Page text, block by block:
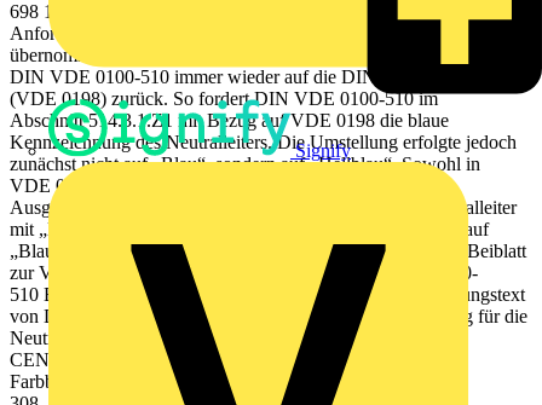
Signify
698 19 19 Allgemeines über Kabel und Leitungen Ihre
Anforderungen werden jedoch in anderen Normen verbindlich
übernommen. In Bezug auf die Kennzeichnung von Leitern greift
DIN VDE 0100-510 immer wieder auf die DIN EN 60446
(VDE 0198) zurück. So fordert DIN VDE 0100-510 im
Abschnitt 514.3.1.Z1 mit Bezug auf VDE 0198 die blaue
Kennzeichnung des Neutralleiters. Die Umstellung erfolgte jedoch
zunächst nicht auf „Blau“, sondern auf „Hellblau“. Sowohl in
VDE 0100, Ausgabe 1973 als auch in VDE 0100-510,
Ausgabe 1995 wurde die Farbkennzeichnung für den Neutralleiter
mit „Hellblau“ angegeben. Die Umstellung von „Hellblau“ auf
„Blau“ erfolgte erst Jahre später: In dem 2003 erschienenen Beiblatt
zur VDE 0100-510 (DIN VDE 0100-510 Bbl 1 (VDE 0100-
510 Bbl 1):2003-06) heißt es hierzu wörtlich: „Im Bestimmungstext
von DIN EN 60446 (VDE 0198) wird als Farbbezeich-nung für die
Neutralleiterfunktion noch „Hellblau“ verwendet. Bei
CENELEC wurde entschieden, nur noch „Blau“ als
Farbbezeichnung zu verwenden, wie es in HD